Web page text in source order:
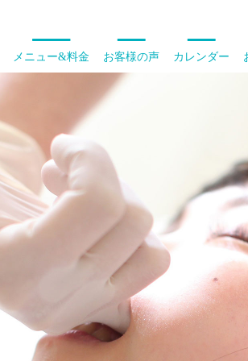
メニュー&料金 お客様の声 カレンダー